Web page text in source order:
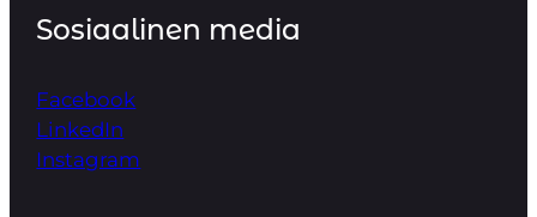
Sosiaalinen media
Facebook
LinkedIn
Instagram